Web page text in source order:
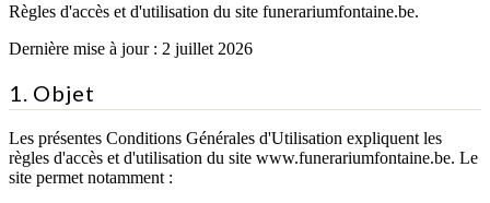
Règles d'accès et d'utilisation du site funerariumfontaine.be.
Dernière mise à jour : 2 juillet 2026
1. Objet
Les présentes Conditions Générales d'Utilisation expliquent les
règles d'accès et d'utilisation du site www.funerariumfontaine.be. Le
site permet notamment :